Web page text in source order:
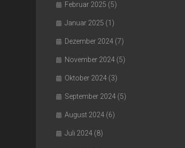
Februar 2025 (5)
Januar 2025 (1)
Dezember 2024 (7)
November 2024 (5)
Oktober 2024 (3)
September 2024 (5)
August 2024 (6)
Juli 2024 (8)